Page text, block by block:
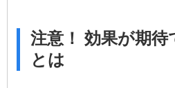
注意！ 効果が期
とは